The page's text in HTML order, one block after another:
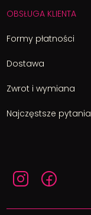
OBSŁUGA KLIENTA
Formy płatności
Dostawa
Zwrot i wymiana
Najczęstsze pytania